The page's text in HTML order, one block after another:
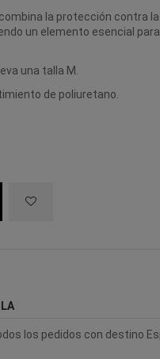
la protección contra
un elemento esencial
una talla M.
de poliuretano.
los pedidos con destino